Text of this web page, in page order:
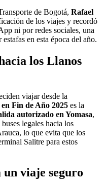
de Bogotá, Rafael
de los viajes y recordó
ni por redes sociales, una
en esta época del año.
los Llanos
viajar desde la
Fin de Año 2025 es la
autorizado en Yomasa,
legales hacia los
lo que evita que los
Salitre para estos
un viaje seguro